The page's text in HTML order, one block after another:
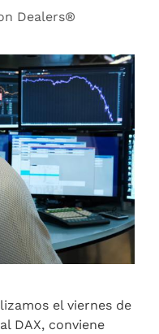
Dealers®
el viernes de
DAX, conviene